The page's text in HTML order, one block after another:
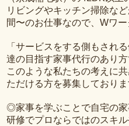
リビングやキッチン掃除な
間〜のお仕事なので、Wワ
「サービスをする側もされ
達の目指す家事代行のあり方
このような私たちの考えに
ただける方を募集しておりま
◎家事を学ぶことで自宅の
研修でプロならではのスキ